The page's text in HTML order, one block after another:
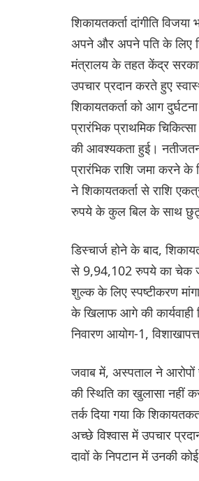
शिकायतकर्ता दांगीति
अपने और अपने पति के लिए
मंत्रालय के तहत केंद्र
उपचार प्रदान करते हुए
शिकायतकर्ता को आग
प्रारंभिक प्राथमिक
की आवश्यकता हुई।
प्रारंभिक राशि जमा करने
ने शिकायतकर्ता से राशि
रुपये के कुल बिल के साथ
डिस्चार्ज होने के बाद,
से 9,94,102 रुपये का चेक
शुल्क के लिए स्पष्टीकरण
के खिलाफ आगे की कार्यवाही
निवारण आयोग-1,
जवाब में, अस्पताल ने आरोपों
की स्थिति का खुलासा
तर्क दिया गया कि
अच्छे विश्वास में उपचार
दावों के निपटान में उनकी